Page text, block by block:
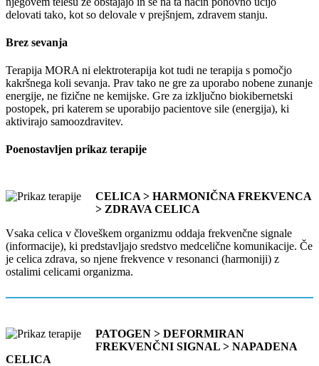
delovati tako, kot so delovale v prejšnjem, zdravem stanju.
Brez sevanja
Terapija MORA ni elektroterapija kot tudi ne terapija s pomočjo
kakršnega koli sevanja. Prav tako ne gre za uporabo nobene zunanje
energije, ne fizične ne kemijske. Gre za izključno biokibernetski
postopek, pri katerem se uporabijo pacientove sile (energija), ki
aktivirajo samoozdravitev.
Poenostavljen prikaz terapije
CELICA > HARMONIČNA FREKVENCA
> ZDRAVA CELICA
Vsaka celica v človeškem organizmu oddaja frekvenčne signale
(informacije), ki predstavljajo sredstvo medcelične komunikacije. Če
je celica zdrava, so njene frekvence v resonanci (harmoniji) z
ostalimi celicami organizma.
PATOGEN > DEFORMIRAN
FREKVENČNI SIGNAL > NAPADENA
CELICA